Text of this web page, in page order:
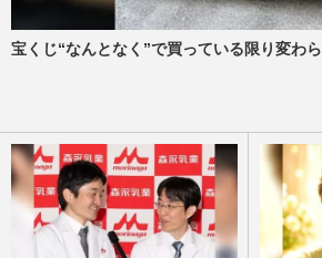
宝くじ“なんとなく”で買っている限り変わ